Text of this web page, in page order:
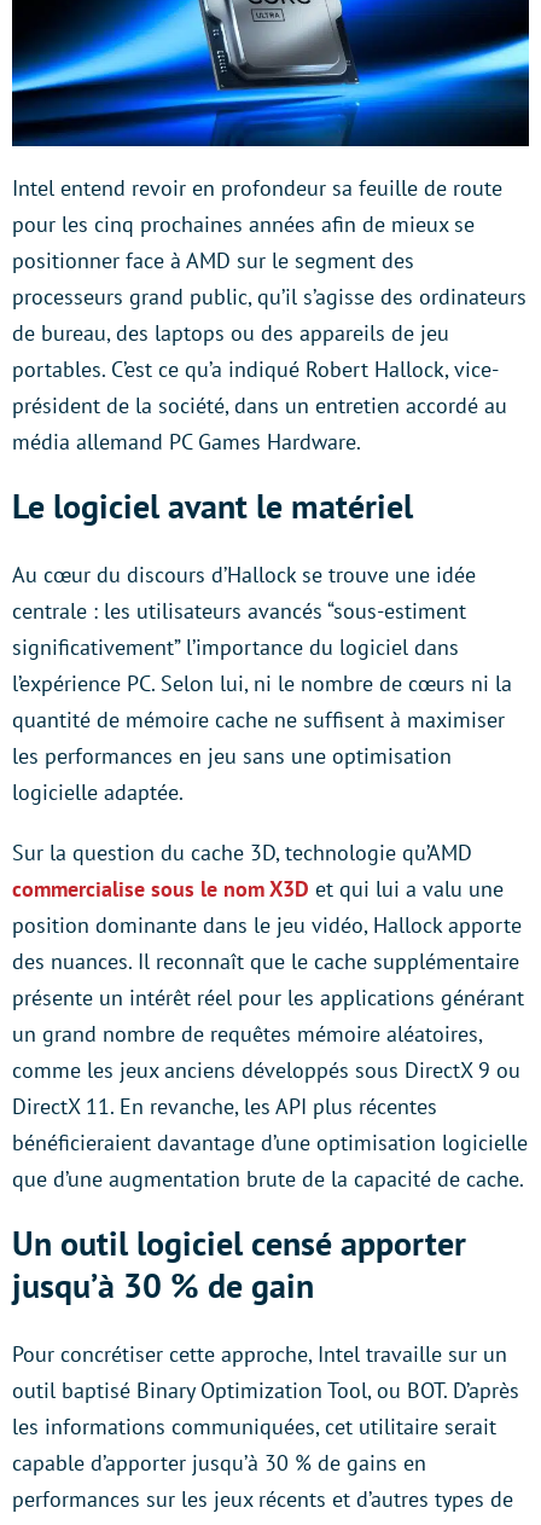
Intel entend revoir en profondeur sa feuille de route
pour les cinq prochaines années afin de mieux se
positionner face à AMD sur le segment des
processeurs grand public, qu’il s’agisse des ordinateurs
de bureau, des laptops ou des appareils de jeu
portables. C’est ce qu’a indiqué Robert Hallock, vice-
président de la société, dans un entretien accordé au
média allemand PC Games Hardware.
Le logiciel avant le matériel
Au cœur du discours d’Hallock se trouve une idée
centrale : les utilisateurs avancés “sous-estiment
significativement” l’importance du logiciel dans
l’expérience PC. Selon lui, ni le nombre de cœurs ni la
quantité de mémoire cache ne suffisent à maximiser
les performances en jeu sans une optimisation
logicielle adaptée.
Sur la question du cache 3D, technologie qu’AMD
commercialise sous le nom X3D et qui lui a valu une
position dominante dans le jeu vidéo, Hallock apporte
des nuances. Il reconnaît que le cache supplémentaire
présente un intérêt réel pour les applications générant
un grand nombre de requêtes mémoire aléatoires,
comme les jeux anciens développés sous DirectX 9 ou
DirectX 11. En revanche, les API plus récentes
bénéficieraient davantage d’une optimisation logicielle
que d’une augmentation brute de la capacité de cache.
Un outil logiciel censé apporter
jusqu’à 30 % de gain
Pour concrétiser cette approche, Intel travaille sur un
outil baptisé Binary Optimization Tool, ou BOT. D’après
les informations communiquées, cet utilitaire serait
capable d’apporter jusqu’à 30 % de gains en
performances sur les jeux récents et d’autres types de